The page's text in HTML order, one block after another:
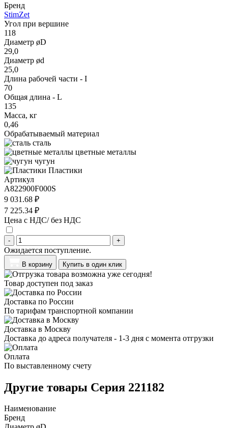
Бренд
StimZet
Угол при вершине
118
Диаметр øD
29,0
Диаметр ød
25,0
Длина рабочей части - I
70
Общая длина - L
135
Масса, кг
0,46
Обрабатываемый материал
сталь
цветные металлы
чугун
Пластики
Артикул
A822900F000S
9 031.68 ₽
7 225.34 ₽
Цена с НДС/ без НДС
- +
Ожидается поступление.
В корзину Купить в один клик
Товар доступен под заказ
Доставка по России
По тарифам транспортной компании
Доставка в Москву
Доставка до адреса получателя - 1-3 дня с момента отгрузки
Оплата
По выставленному счету
Другие товары Серия 221182
Наименование
Бренд